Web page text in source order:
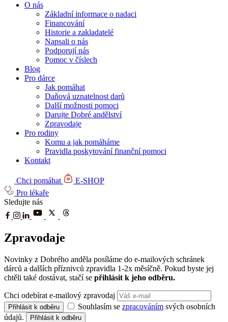
O nás
Základní informace o nadaci
Financování
Historie a zakladatelé
Napsali o nás
Podporují nás
Pomoc v číslech
Blog
Pro dárce
Jak pomáhat
Daňová uznatelnost darů
Další možnosti pomoci
Darujte Dobré andělství
Zpravodaje
Pro rodiny
Komu a jak pomáháme
Pravidla poskytování finanční pomoci
Kontakt
Chci pomáhat
E-SHOP
Pro lékaře
Sledujte nás
Zpravodaje
Novinky z Dobrého anděla posíláme do e-mailových schránek
dárců a dalších příznivců zpravidla 1-2x měsíčně. Pokud byste jej
chtěli také dostávat, stačí se přihlásit k jeho odběru.
Chci odebírat e-mailový zpravodaj
Přihlásit k odběru Souhlasím se zpracováním svých osobních
údajů.
Přihlásit k odběru